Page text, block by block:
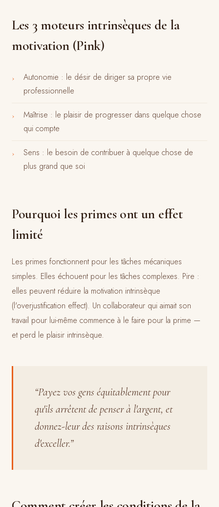
Les 3 moteurs intrinsèques de la
motivation (Pink)
›
Autonomie : le désir de diriger sa propre vie
professionnelle
›
Maîtrise : le plaisir de progresser dans quelque chose
qui compte
›
Sens : le besoin de contribuer à quelque chose de
plus grand que soi
Pourquoi les primes ont un effet
limité
Les primes fonctionnent pour les tâches mécaniques
simples. Elles échouent pour les tâches complexes. Pire :
elles peuvent réduire la motivation intrinsèque
(l'overjustification effect). Un collaborateur qui aimait son
travail pour lui-même commence à le faire pour la prime —
et perd le plaisir intrinsèque.
“Payez vos gens équitablement pour
qu'ils arrêtent de penser à l'argent, et
donnez-leur des raisons intrinsèques
d'exceller.”